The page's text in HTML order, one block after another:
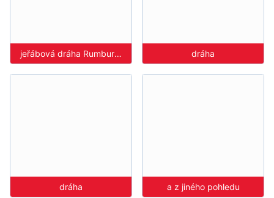
jeřábová dráha Rumburk - Benteler dráha
dráha a z jiného pohledu